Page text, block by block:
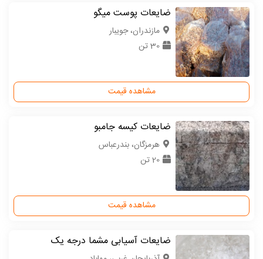
ضایعات پوست میگو
مازندران، جویبار
30 تن
مشاهده قیمت
ضایعات کیسه جامبو
هرمزگان، بندرعباس
20 تن
مشاهده قیمت
ضایعات آسیابی مشما درجه یک